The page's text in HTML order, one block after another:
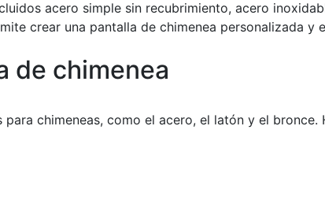
acero simple sin recubrimiento, acero
crear una pantalla de chimenea personalizada y
de chimenea
chimeneas, como el acero, el latón y el